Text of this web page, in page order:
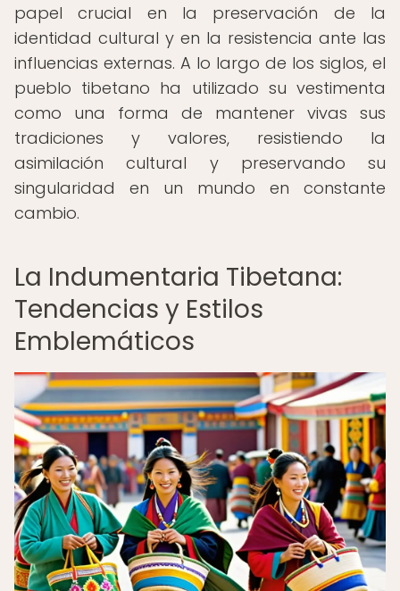
papel crucial en la preservación de la
identidad cultural y en la resistencia ante las
influencias externas. A lo largo de los siglos, el
pueblo tibetano ha utilizado su vestimenta
como una forma de mantener vivas sus
tradiciones y valores, resistiendo la
asimilación cultural y preservando su
singularidad en un mundo en constante
cambio.
La Indumentaria Tibetana:
Tendencias y Estilos
Emblemáticos